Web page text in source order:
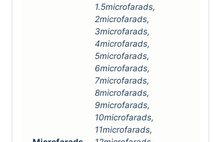
1.5microfarads,
2microfarads,
3microfarads,
4microfarads,
5microfarads,
6microfarads,
7microfarads,
8microfarads,
9microfarads,
10microfarads,
11microfarads,